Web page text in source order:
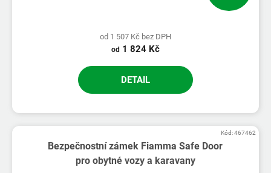
od 1 507 Kč bez DPH
od 1 824 Kč
DETAIL
Bezpečnostní zámek Fiamma Safe Door
pro obytné vozy a karavany
Kód:467462